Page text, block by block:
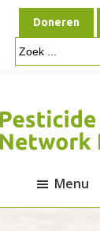
Doneren
Zoek
naar:
Menu